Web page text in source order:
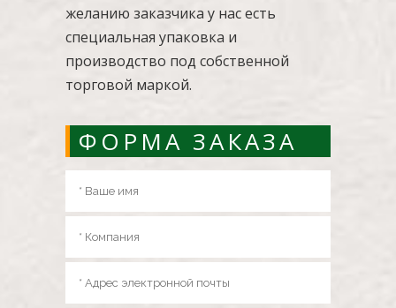
желанию заказчика у нас есть
специальная упаковка и
производство под собственной
торговой маркой.
ФОРМА ЗАКАЗА